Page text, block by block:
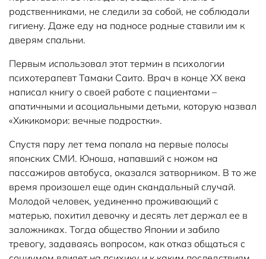
родственниками, не следили за собой, не соблюдали
гигиену. Даже еду на подносе родные ставили им к
дверям спальни.
Первым использовал этот термин в психологии
психотерапевт Тамаки Саито. Врач в конце XX века
написал книгу о своей работе с пациентами –
апатичными и асоциальными детьми, которую назвал
«Хикикомори: вечные подростки».
Спустя пару лет тема попала на первые полосы
японских СМИ. Юноша, напавший с ножом на
пассажиров автобуса, оказался затворником. В то же
время произошел еще один скандальный случай.
Молодой человек, уединенно проживающий с
матерью, похитил девочку и десять лет держал ее в
заложниках. Тогда общество Японии и забило
тревогу, задаваясь вопросом, как отказ общаться с